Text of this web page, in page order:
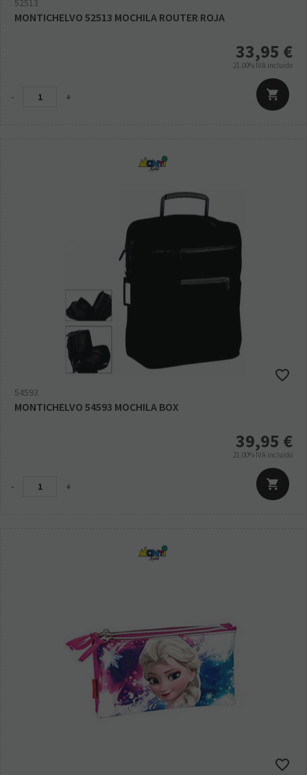
52513
MONTICHELVO 52513 MOCHILA ROUTER ROJA
33,95 €
21.00% IVA incluido
- +
54593
MONTICHELVO 54593 MOCHILA BOX
39,95 €
21.00% IVA incluido
- +